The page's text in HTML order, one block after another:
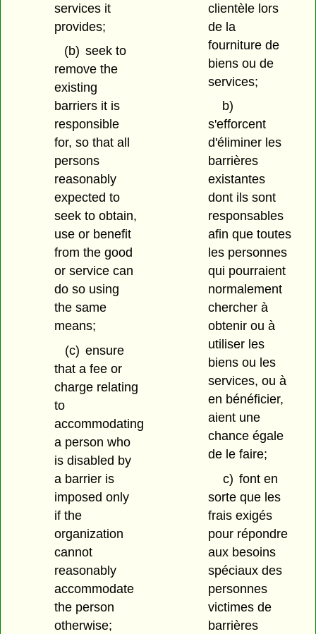
services it
provides;
(b) seek to
remove the
existing
barriers it is
responsible
for, so that all
persons
reasonably
expected to
seek to obtain,
use or benefit
from the good
or service can
do so using
the same
means;
(c) ensure
that a fee or
charge relating
to
accommodating
a person who
is disabled by
a barrier is
imposed only
if the
organization
cannot
reasonably
accommodate
the person
otherwise;
clientèle lors
de la
fourniture de
biens ou de
services;
b)
s'efforcent
d'éliminer les
barrières
existantes
dont ils sont
responsables
afin que toutes
les personnes
qui pourraient
normalement
chercher à
obtenir ou à
utiliser les
biens ou les
services, ou à
en bénéficier,
aient une
chance égale
de le faire;
c) font en
sorte que les
frais exigés
pour répondre
aux besoins
spéciaux des
personnes
victimes de
barrières